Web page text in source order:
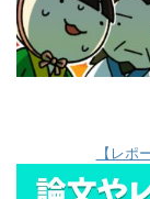
【レポ